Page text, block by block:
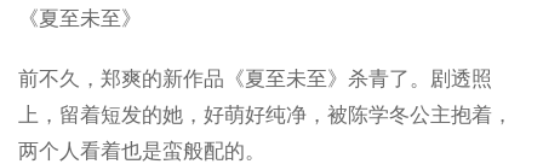
《夏至未至》
前不久，郑爽的新作品《夏至未至》杀青了。剧透照
上，留着短发的她，好萌好纯净，被陈学冬公主抱着，
两个人看着也是蛮般配的。